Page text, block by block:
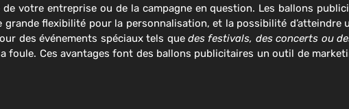
votre entreprise ou de la campagne en question. Les ballons
grande flexibilité pour la personnalisation, et la possibilité d’atteindre
des événements spéciaux tels que des festivals, des concerts ou
foule. Ces avantages font des ballons publicitaires un outil de